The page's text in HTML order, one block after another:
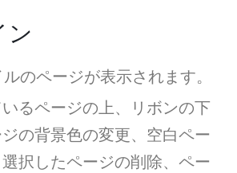
ン
のページが表示されます。
るページの上、リボンの下
の背景色の変更、空白ペー
択したページの削除、ペー